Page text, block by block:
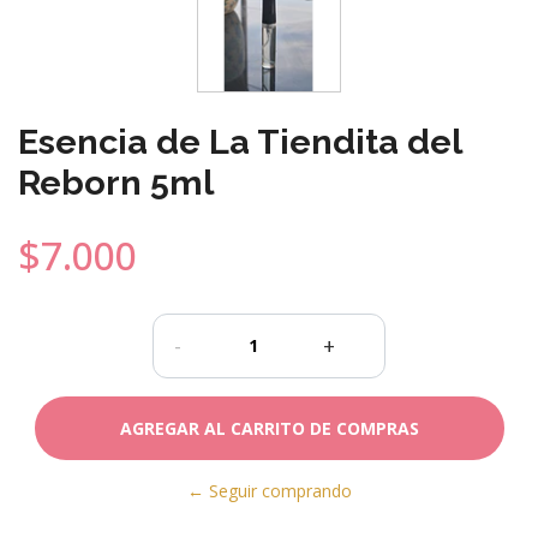
Esencia de La Tiendita del
Reborn 5ml
$7.000
- +
← Seguir comprando